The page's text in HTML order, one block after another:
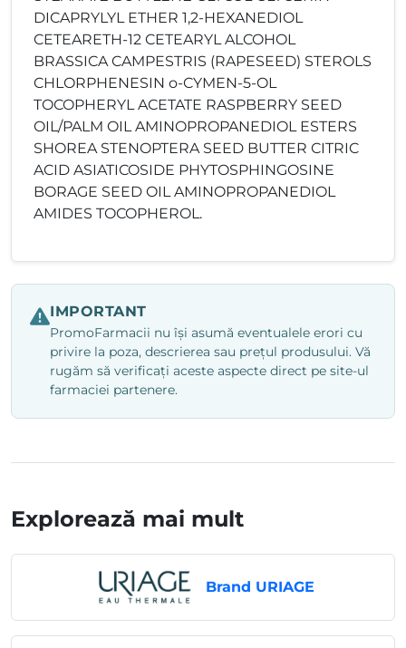
DICAPRYLYL ETHER 1,2-HEXANEDIOL
CETEARETH-12 CETEARYL ALCOHOL
BRASSICA CAMPESTRIS (RAPESEED) STEROLS
CHLORPHENESIN o-CYMEN-5-OL
TOCOPHERYL ACETATE RASPBERRY SEED
OIL/PALM OIL AMINOPROPANEDIOL ESTERS
SHOREA STENOPTERA SEED BUTTER CITRIC
ACID ASIATICOSIDE PHYTOSPHINGOSINE
BORAGE SEED OIL AMINOPROPANEDIOL
AMIDES TOCOPHEROL.
IMPORTANT
PromoFarmacii nu își asumă eventualele erori cu
privire la poza, descrierea sau prețul produsului. Vă
rugăm să verificați aceste aspecte direct pe site-ul
farmaciei partenere.
Explorează mai mult
Brand URIAGE